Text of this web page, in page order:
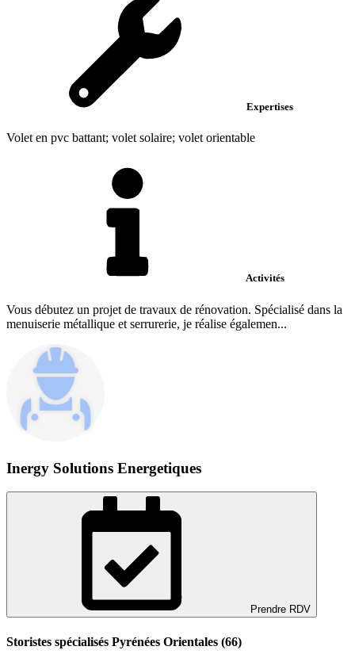
Expertises
Volet en pvc battant; volet solaire; volet orientable
Activités
Vous débutez un projet de travaux de rénovation. Spécialisé dans la
menuiserie métallique et serrurerie, je réalise égalemen...
Inergy Solutions Energetiques
Prendre RDV
Storistes spécialisés Pyrénées Orientales (66)